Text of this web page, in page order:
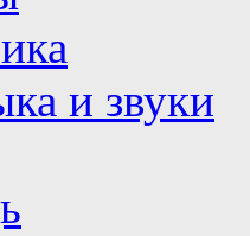
и звуки